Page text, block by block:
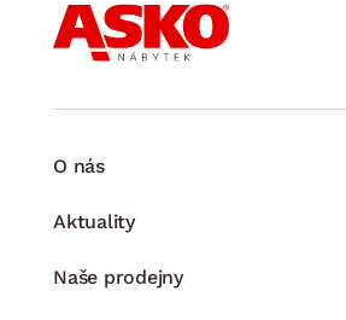
O nás
Aktuality
Naše prodejny